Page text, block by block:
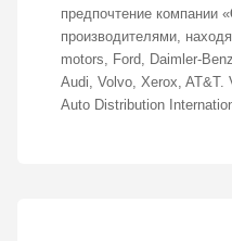
предпочтение компании «
производителями,
motors, Ford, Daimler-
Audi, Volvo, Xerox, AT&T.
Auto Distribution